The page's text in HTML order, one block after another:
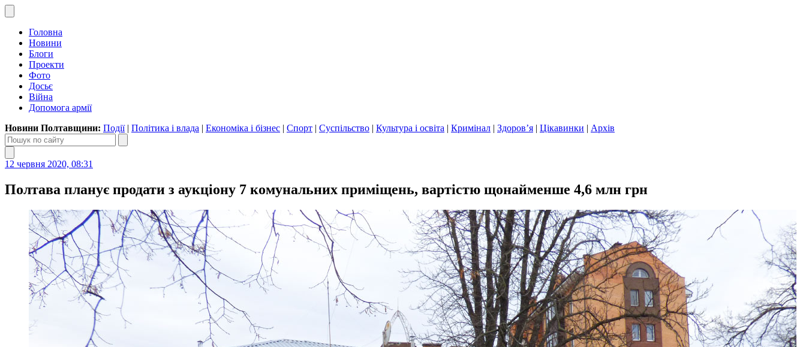
Головна
Новини
Блоги
Проекти
Фото
Досьє
Війна
Допомога армії
Новини Полтавщини: Події| Політика і влада | Економіка і бізнес | Спорт | Суспільство | Культура і освіта | Кримінал | Здоров’я | Цікавинки | Архів
12 червня 2020, 08:31
Полтава планує продати з аукціону 7 комунальних приміщень, вартістю щонайменше 4,6 млн грн